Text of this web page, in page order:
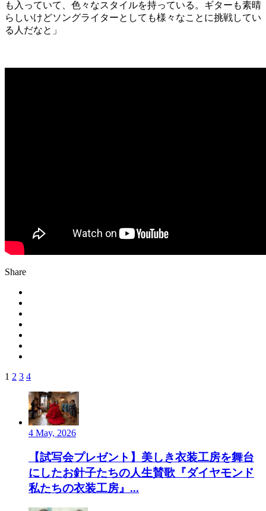
も入っていて、色々なスタイルを持っている。ギターも素晴
らしいけどソングライターとしても様々なことに挑戦してい
る人だなと」
Share
1 2 3 4
4 May, 2026
【試写会プレゼント】美しき衣装工房を舞台
にしたお針子たちの人生賛歌『ダイヤモンド
私たちの衣装工房』...